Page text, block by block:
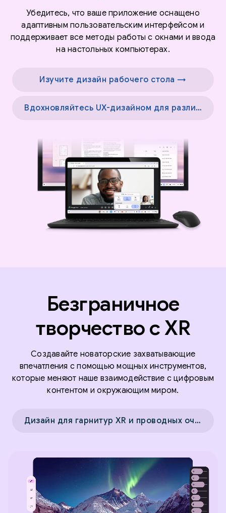
Убедитесь, что ваше приложение оснащено
адаптивным пользовательским интерфейсом и
поддерживает все методы работы с окнами и ввода
на настольных компьютерах.
Изучите дизайн рабочего стола →
Вдохновляйтесь UX-дизайном для различных экранов →
Безграничное
творчество с XR
Создавайте новаторские захватывающие
впечатления с помощью мощных инструментов,
которые меняют наше взаимодействие с цифровым
контентом и окружающим миром.
Дизайн для гарнитур XR и проводных очков XR →